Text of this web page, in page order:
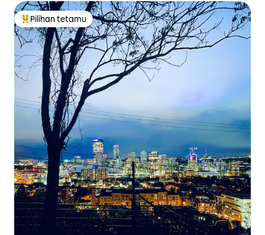
Pilihan utama tetamu
Pilihan tetamu